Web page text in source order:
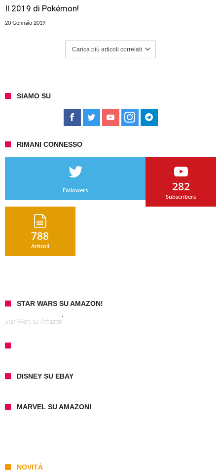
Il 2019 di Pokémon!
20 Gennaio 2019
Carica più articoli correlati
SIAMO SU
RIMANI CONNESSO
Followers 282
Subscribers
788
Articoli
STAR WARS SU AMAZON!
Star Wars su Amazon
DISNEY SU EBAY
MARVEL SU AMAZON!
NOVITÀ